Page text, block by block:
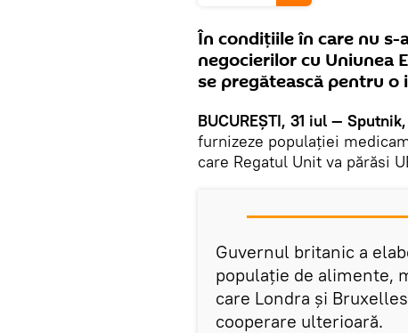
În condiţiile în care nu s-
negocierilor cu Uniunea
se pregătească pentru o
BUCUREŞTI, 31 iul —
furnizeze populației
care Regatul Unit va părăsi
Guvernul britanic a
populaţie de alimente,
care Londra și
cooperare ulterioară.